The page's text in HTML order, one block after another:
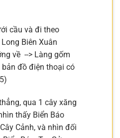
cầu và đi theo
Biên Xuân
về --> Làng gốm
bản đồ điện thoại có
qua 1 cây xăng
thấy Biển Báo
Cảnh, và nhìn đối